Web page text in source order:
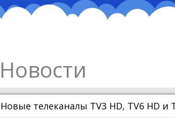
Новости
Новые телеканалы TV3 HD, TV6 HD и